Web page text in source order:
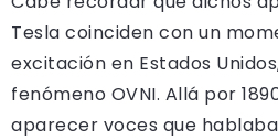
Tesla coinciden con un
excitación en Estados
fenómeno OVNI. Allá por
aparecer voces que